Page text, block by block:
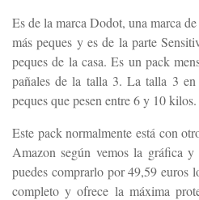
Es de la marca Dodot, una marca
más peques y es de la parte
peques de la casa. Es un pack
pañales de la talla 3. La talla 3 en
peques que pesen entre 6 y 10 kilos.
Este pack normalmente está con
Amazon según vemos la gráfica
puedes comprarlo por 49,59 euros
completo y ofrece la máxima